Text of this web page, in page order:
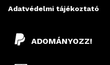
ADOMÁNYOZZ!
Adatvédelmi tájékoztató